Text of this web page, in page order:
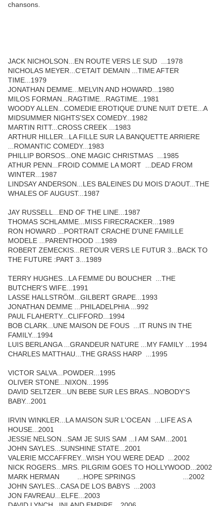
chansons.
JACK NICHOLSON...EN ROUTE VERS LE SUD ...1978
NICHOLAS MEYER...C'ETAIT DEMAIN ...TIME AFTER
TIME...1979
JONATHAN DEMME...MELVIN AND HOWARD...1980
MILOS FORMAN...RAGTIME...RAGTIME...1981
WOODY ALLEN...COMEDIE EROTIQUE D'UNE NUIT D'ETE...A
MIDSUMMER NIGHTS'SEX COMEDY...1982
MARTIN RITT...CROSS CREEK ...1983
ARTHUR HILLER...LA FILLE SUR LA BANQUETTE ARRIERE
...ROMANTIC COMEDY...1983
PHILLIP BORSOS...ONE MAGIC CHRISTMAS ...1985
ATHUR PENN...FROID COMME LA MORT ...DEAD FROM
WINTER...1987
LINDSAY ANDERSON...LES BALEINES DU MOIS D'AOUT...THE
WHALES OF AUGUST...1987
JAY RUSSELL...END OF THE LINE...1987
THOMAS SCHLAMME...MISS FIRECRACKER...1989
RON HOWARD ...PORTRAIT CRACHE D'UNE FAMILLE
MODELE ...PARENTHOOD ...1989
ROBERT ZEMECKIS...RETOUR VERS LE FUTUR 3...BACK TO
THE FUTURE :PART 3...1989
TERRY HUGHES...LA FEMME DU BOUCHER ...THE
BUTCHER'S WIFE...1991
LASSE HALLSTRÖM...GILBERT GRAPE...1993
JONATHAN DEMME ...PHILADELPHIA ...992
PAUL FLAHERTY...CLIFFORD...1994
BOB CLARK...UNE MAISON DE FOUS ...IT RUNS IN THE
FAMILY...1994
LUIS BERLANGA ...GRANDEUR NATURE ...MY FAMILY ...1994
CHARLES MATTHAU...THE GRASS HARP ...1995
VICTOR SALVA...POWDER...1995
OLIVER STONE...NIXON...1995
DAVID SELTZER...UN BEBE SUR LES BRAS...NOBODY'S
BABY...2001
IRVIN WINKLER...LA MAISON SUR L'OCEAN ...LIFE AS A
HOUSE...2001
JESSIE NELSON...SAM JE SUIS SAM ...I AM SAM...2001
JOHN SAYLES...SUNSHINE STATE...2001
VALERIE MCCAFFREY...WISH YOU WERE DEAD ...2002
NICK ROGERS...MRS. PILGRIM GOES TO HOLLYWOOD...2002
MARK HERMAN ...HOPE SPRINGS ...2002
JOHN SAYLES...CASA DE LOS BABYS ...2003
JON FAVREAU...ELFE...2003